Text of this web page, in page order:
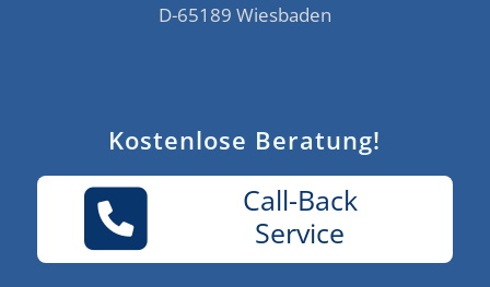
D-65189 Wiesbaden
Kostenlose Beratung!
Call-Back
Service